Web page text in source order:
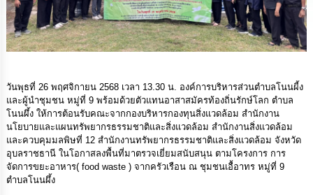
การ
ดำเนิน
การ
เพื่อ
ทุจริต
มาตรการ
ส่ง
เสริม
คุณธรรม
และ
ความ
วันพุธที่ 26 พฤศจิกายน 2568 เวลา 13.30 น. องค์การบริหารส่วนตำบลโนนผี้ง
และผู้นำชุมชน หมู่ที่ 9 พร้อมด้วยตัวแทนอาสาสมัครท้องถิ่นรักษ์โลก ตำบล
โนนผึ้ง ให้การต้อนรับคณะจากกองบริหารกองทุนสิ่งแวดล้อม สำนักงาน
นโยบายและแผนทรัพยากรธรรมชาติและสิ่งแวดล้อม สำนักงานสิ่งแวดล้อม
และควบคุมมลพิษที่ 12 สำนักงานทรัพยากรธรรมชาติและสิ่งแวดล้อม จังหวัด
อุบลราชธานี ในโอกาสลงพื้นที่มาตรวจเยี่ยมสนับสนุน ตามโครงการ การ
จัดการขยะอาหาร( food waste ) จากครัวเรือน ณ ชุมชนเอื้อาทร หมู่ที่ 9
ตำบลโนนผึ้ง